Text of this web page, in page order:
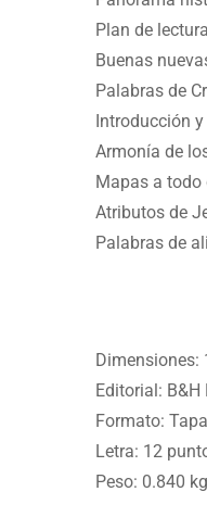
Plan de
Buenas
Palabras de
Introducción
Armonía de
Mapas a todo
Atributos de
Palabras de
Dimensiones:
Editorial: B&H
Formato:
Letra: 12
Peso: 0.840 kg